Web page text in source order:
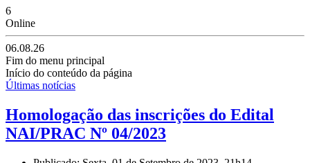
6
Online
06.08.26
Fim do menu principal
Início do conteúdo da página
Últimas notícias
Homologação das inscrições do Edital
NAI/PRAC Nº 04/2023